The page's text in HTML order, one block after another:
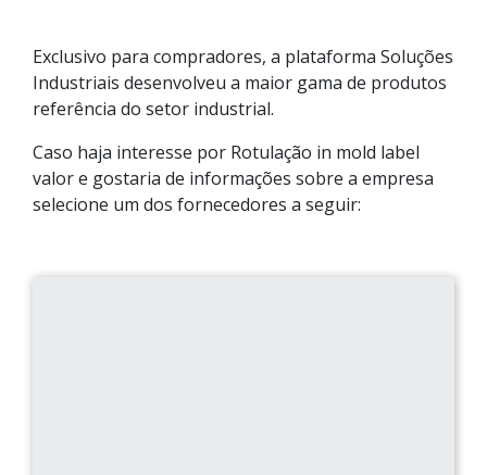
Exclusivo para compradores, a plataforma Soluções
Industriais desenvolveu a maior gama de produtos
referência do setor industrial.
Caso haja interesse por Rotulação in mold label
valor e gostaria de informações sobre a empresa
selecione um dos fornecedores a seguir: